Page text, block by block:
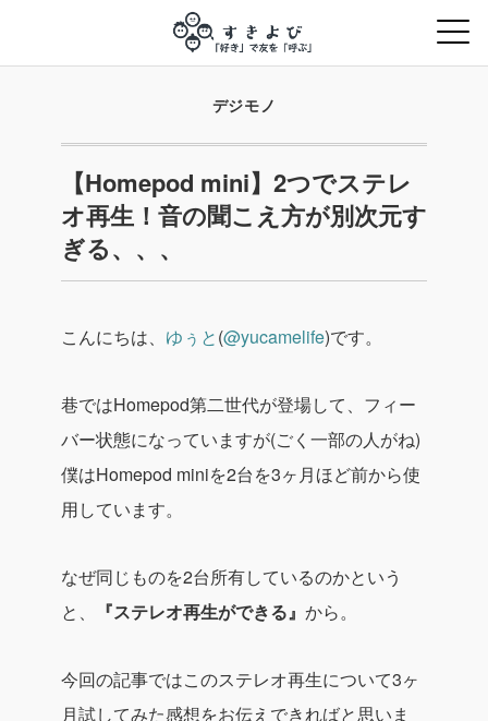
デジモノ
【Homepod mini】2つでステレ
オ再生！音の聞こえ方が別次元す
ぎる、、、
こんにちは、 ゆぅと(@yucamelife)です。
巷ではHomepod第二世代が登場して、フィー
バー状態になっていますが(ごく一部の人がね)
僕はHomepod miniを2台を3ヶ月ほど前から使
用しています。
なぜ同じものを2台所有しているのかという
と、
『ステレオ再生ができる』 から。
今回の記事ではこのステレオ再生について3ヶ
月試してみた感想をお伝えできればと思いま